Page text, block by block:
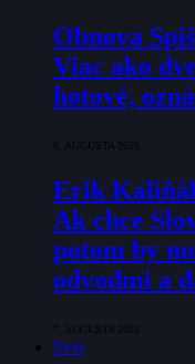
Obnova
Viac ako
hotové,
8. AUGUSTA 2026
Erik
Ak chce
potom by
odvodmi a
7. AUGUSTA 2026
Svet